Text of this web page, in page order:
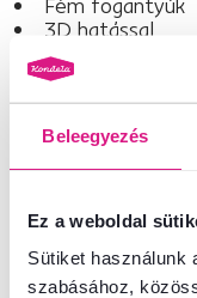
Beleegyezés
Ez a weboldal
Sütiket használunk
szabásához,
3D hatással
Elegáns
Provence stílus
Bontásban